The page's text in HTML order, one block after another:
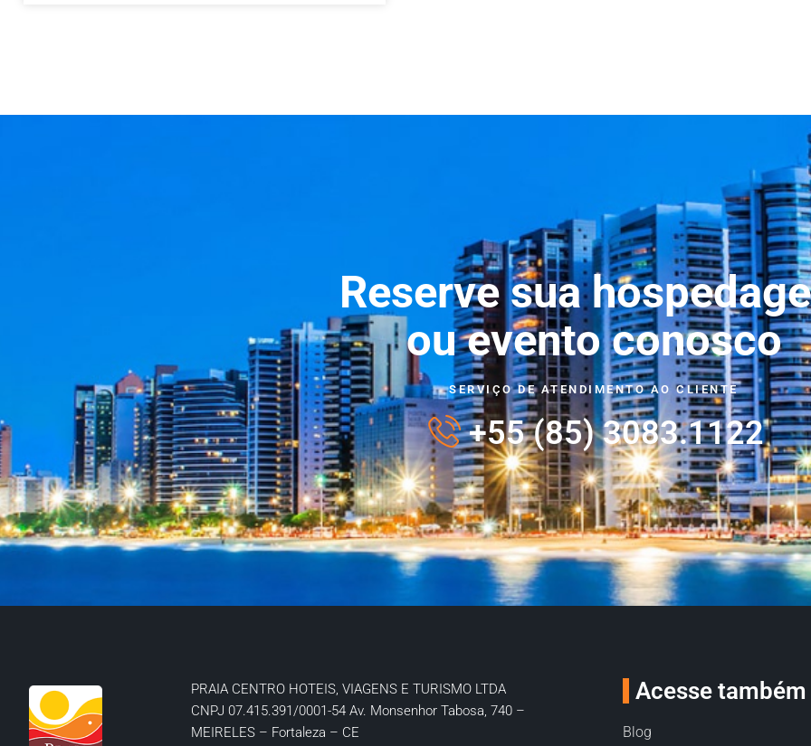
Reserve sua
ou evento conosco
SERVIÇO DE ATENDIMENTO AO CLIENTE
+55 (85) 3083.1122
PRAIA CENTRO HOTEIS, VIAGENS E TURISMO LTDA
CNPJ 07.415.391/0001-54 Av. Monsenhor Tabosa, 740 –
MEIRELES – Fortaleza – CE
Acesse também
Blog